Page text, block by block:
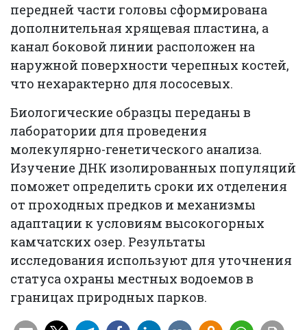
передней части головы сформирована
дополнительная хрящевая пластина, а
канал боковой линии расположен на
наружной поверхности черепных костей,
что нехарактерно для лососевых.
Биологические образцы переданы в
лаборатории для проведения
молекулярно-генетического анализа.
Изучение ДНК изолированных популяций
поможет определить сроки их отделения
от проходных предков и механизмы
адаптации к условиям высокогорных
камчатских озер. Результаты
исследования используют для уточнения
статуса охраны местных водоемов в
границах природных парков.